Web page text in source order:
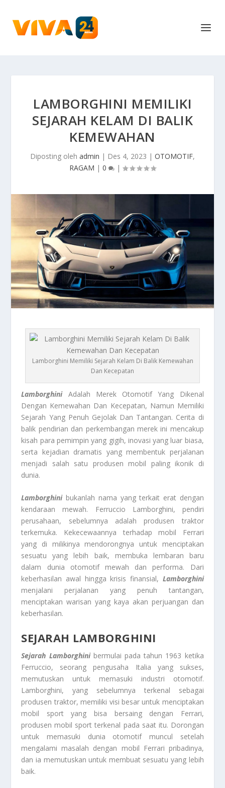
LAMBORGHINI MEMILIKI
SEJARAH KELAM DI BALIK
KEMEWAHAN
Diposting oleh admin | Des 4, 2023 | OTOMOTIF,
RAGAM | 0 |
Lamborghini Memiliki Sejarah Kelam Di Balik Kemewahan
Dan Kecepatan
LamborghiniAdalah Merek Otomotif Yang Dikenal
Dengan Kemewahan Dan Kecepatan, Namun Memiliki
Sejarah Yang Penuh Gejolak Dan Tantangan. Cerita di
balik pendirian dan perkembangan merek ini mencakup
kisah para pemimpin yang gigih, inovasi yang luar biasa,
serta kejadian dramatis yang membentuk perjalanan
menjadi salah satu produsen mobil paling ikonik di
dunia.
Lamborghinibukanlah nama yang terkait erat dengan
kendaraan mewah. Ferruccio Lamborghini, pendiri
perusahaan, sebelumnya adalah produsen traktor
terkemuka. Kekecewaannya terhadap mobil Ferrari
yang di milikinya mendorongnya untuk menciptakan
sesuatu yang lebih baik, membuka lembaran baru
dalam dunia otomotif mewah dan performa. Dari
keberhasilan awal hingga krisis finansial, Lamborghini
menjalani perjalanan yang penuh tantangan,
menciptakan warisan yang kaya akan perjuangan dan
keberhasilan.
SEJARAH LAMBORGHINI
Sejarah Lamborghinibermulai pada tahun 1963 ketika
Ferruccio, seorang pengusaha Italia yang sukses,
memutuskan untuk memasuki industri otomotif.
Lamborghini, yang sebelumnya terkenal sebagai
produsen traktor, memiliki visi besar untuk menciptakan
mobil sport yang bisa bersaing dengan Ferrari,
produsen mobil sport terkenal pada saat itu. Dorongan
untuk memasuki dunia otomotif muncul setelah
mengalami masalah dengan mobil Ferrari pribadinya,
dan ia memutuskan untuk membuat sesuatu yang lebih
baik.